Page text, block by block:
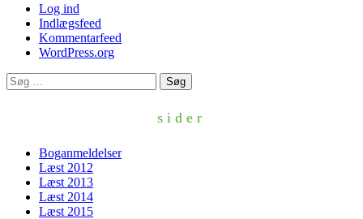
Log ind
Indlægsfeed
Kommentarfeed
WordPress.org
Søg
efter:
sider
Boganmeldelser
Læst 2012
Læst 2013
Læst 2014
Læst 2015